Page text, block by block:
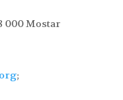
000 Mostar
;